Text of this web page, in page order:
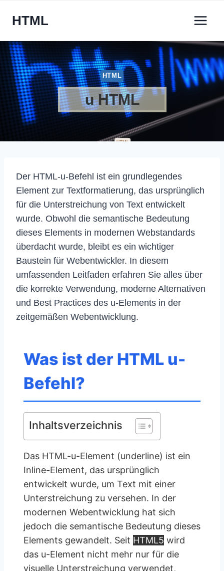
InhaltHTML
HTML
u HTML
Der HTML-u-Befehl ist ein grundlegendes
Element zur Textformatierung, das ursprünglich
für die Unterstreichung von Text entwickelt
wurde. Obwohl die semantische Bedeutung
dieses Elements in modernen Webstandards
überdacht wurde, bleibt es ein wichtiger
Baustein für Webentwickler. In diesem
umfassenden Leitfaden erfahren Sie alles über
die korrekte Verwendung, moderne Alternativen
und Best Practices des u-Elements in der
zeitgemäßen Webentwicklung.
Was ist der HTML u-
Befehl?
Inhaltsverzeichnis
Das HTML-u-Element (underline) ist ein
Inline-Element, das ursprünglich
entwickelt wurde, um Text mit einer
Unterstreichung zu versehen. In der
modernen Webentwicklung hat sich
jedoch die semantische Bedeutung dieses
Elements gewandelt. Seit HTML5 wird
das u-Element nicht mehr nur für die
visuelle Unterstreichung verwendet,